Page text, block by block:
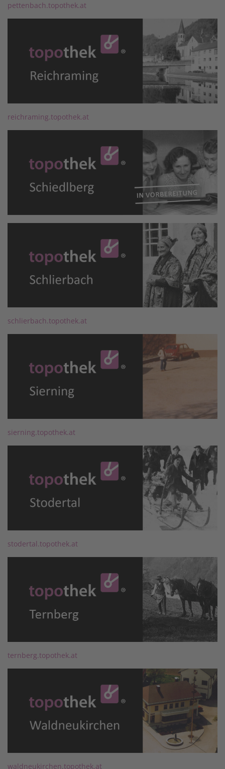
pettenbach.topothek.at
reichraming.topothek.at
schlierbach.topothek.at
sierning.topothek.at
stodertal.topothek.at
ternberg.topothek.at
waldneukirchen.topothek.at